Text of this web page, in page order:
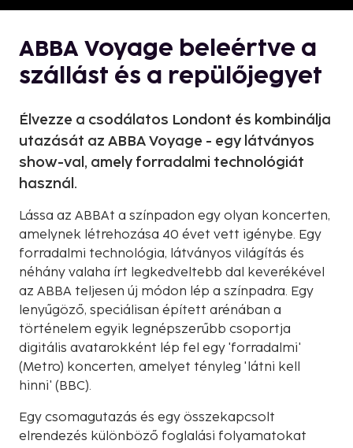
ABBA Voyage beleértve a
szállást és a repülőjegyet
Élvezze a csodálatos Londont és kombinálja
utazását az ABBA Voyage - egy látványos
show-val, amely forradalmi technológiát
használ.
Lássa az ABBAt a színpadon egy olyan koncerten,
amelynek létrehozása 40 évet vett igénybe. Egy
forradalmi technológia, látványos világítás és
néhány valaha írt legkedveltebb dal keverékével
az ABBA teljesen új módon lép a színpadra. Egy
lenyűgöző, speciálisan épített arénában a
történelem egyik legnépszerűbb csoportja
digitális avatarokként lép fel egy 'forradalmi'
(Metro) koncerten, amelyet tényleg 'látni kell
hinni' (BBC).
Egy csomagutazás és egy összekapcsolt
elrendezés különböző foglalási folyamatokat